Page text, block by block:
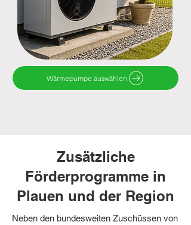
Wärmepumpe auswählen
Zusätzliche
Förderprogramme in
Plauen und der Region
Neben den bundesweiten Zuschüssen von